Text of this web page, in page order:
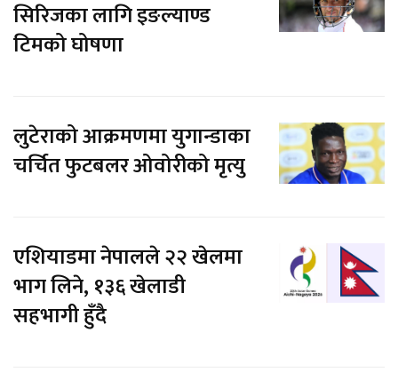
सिरिजका लागि इङल्याण्ड
टिमको घोषणा
लुटेराको आक्रमणमा युगान्डाका
चर्चित फुटबलर ओवोरीको मृत्यु
एशियाडमा नेपालले २२ खेलमा
भाग लिने, १३६ खेलाडी
सहभागी हुँदै